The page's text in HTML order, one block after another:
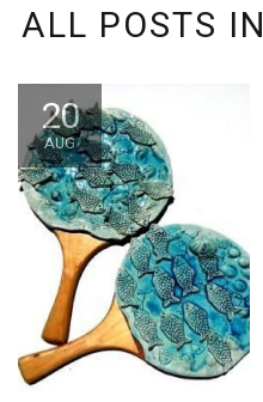
ALL POSTS IN
20
AUG